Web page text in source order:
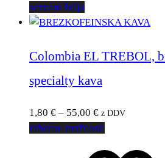
seznam želja
Colombia EL TREBOL,
specialty kava
1,80 € – 55,00 € z DDV
Izberite možnosti